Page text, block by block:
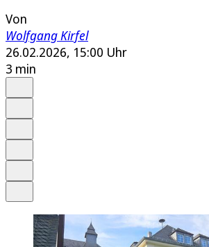
Von
Wolfgang Kirfel
26.02.2026, 15:00 Uhr
3 min